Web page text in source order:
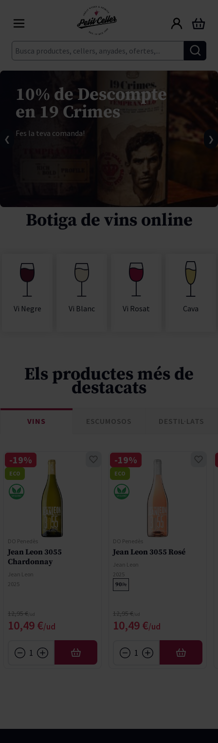
Cerca
Cart
10% de Descompte
en 19 Crimes
Fes la teva comanda!
❮ ❯
Botiga de vins online
Vi Negre Vi Blanc Vi Rosat Cava
Els productes més de
destacats
VINS ESCUMOSOS DESTIL·LATS
DO Penedès
Jean Leon 3055
Chardonnay
Jean Leon
2025
Special Price
10,49 €
Regular Price
12,95 €
-19%
ECO
AFEGIR
DO Penedès
Jean Leon 3055 Rosé
Jean Leon
2025
90Pe
Special Price
10,49 €
Regular Price
12,95 €
-19%
ECO
AFEGIR